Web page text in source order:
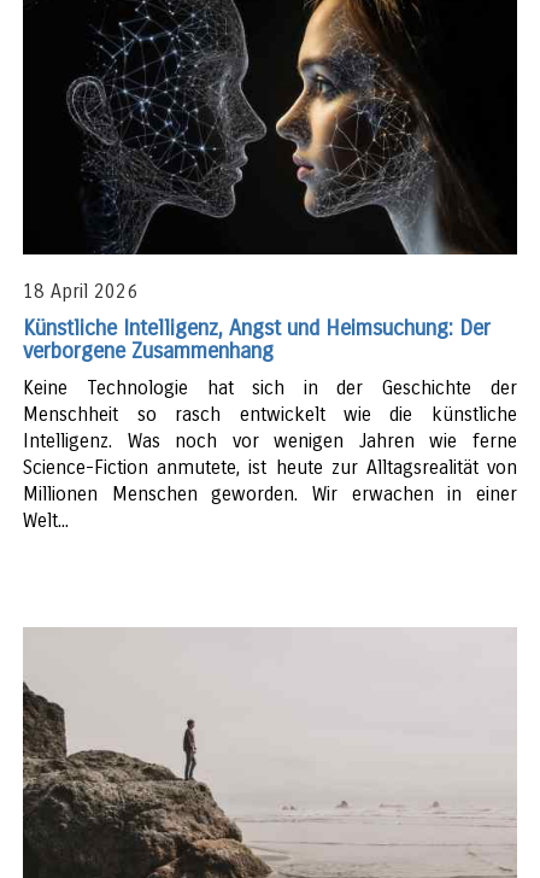
18 April 2026
Künstliche Intelligenz, Angst und Heimsuchung: Der
verborgene Zusammenhang
Keine Technologie hat sich in der Geschichte der
Menschheit so rasch entwickelt wie die künstliche
Intelligenz. Was noch vor wenigen Jahren wie ferne
Science-Fiction anmutete, ist heute zur Alltagsrealität von
Millionen Menschen geworden. Wir erwachen in einer
Welt...